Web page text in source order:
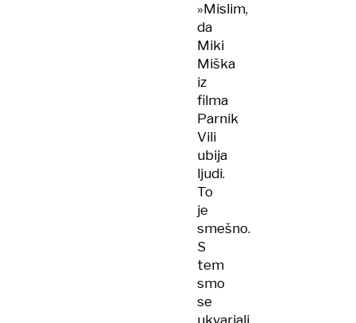
»Mislim,
da
Miki
Miška
iz
filma
Parnik
Vili
ubija
ljudi.
To
je
smešno.
S
tem
smo
se